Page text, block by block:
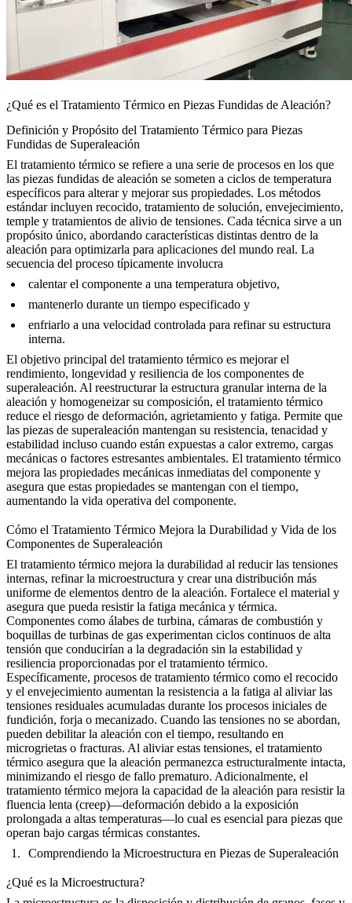
¿Qué es el Tratamiento Térmico en Piezas Fundidas de Aleación?
Definición y Propósito del Tratamiento Térmico para Piezas
Fundidas de Superaleación
El tratamiento térmico se refiere a una serie de procesos en los que
las piezas fundidas de aleación se someten a ciclos de temperatura
específicos para alterar y mejorar sus propiedades. Los métodos
estándar incluyen recocido, tratamiento de solución, envejecimiento,
temple y tratamientos de alivio de tensiones. Cada técnica sirve a un
propósito único, abordando características distintas dentro de la
aleación para optimizarla para aplicaciones del mundo real. La
secuencia del proceso típicamente involucra
calentar el componente a una temperatura objetivo,
mantenerlo durante un tiempo especificado y
enfriarlo a una velocidad controlada para refinar su estructura
interna.
El objetivo principal del tratamiento térmico es mejorar el
rendimiento, longevidad y resiliencia de los componentes de
superaleación. Al reestructurar la estructura granular interna de la
aleación y homogeneizar su composición, el tratamiento térmico
reduce el riesgo de deformación, agrietamiento y fatiga. Permite que
las piezas de superaleación mantengan su resistencia, tenacidad y
estabilidad incluso cuando están expuestas a calor extremo, cargas
mecánicas o factores estresantes ambientales. El tratamiento térmico
mejora las propiedades mecánicas inmediatas del componente y
asegura que estas propiedades se mantengan con el tiempo,
aumentando la vida operativa del componente.
Cómo el Tratamiento Térmico Mejora la Durabilidad y Vida de los
Componentes de Superaleación
El tratamiento térmico mejora la durabilidad al reducir las tensiones
internas, refinar la microestructura y crear una distribución más
uniforme de elementos dentro de la aleación. Fortalece el material y
asegura que pueda resistir la fatiga mecánica y térmica.
Componentes como álabes de turbina, cámaras de combustión y
boquillas de turbinas de gas experimentan ciclos continuos de alta
tensión que conducirían a la degradación sin la estabilidad y
resiliencia proporcionadas por el tratamiento térmico.
Específicamente, procesos de tratamiento térmico como el recocido
y el envejecimiento aumentan la resistencia a la fatiga al aliviar las
tensiones residuales acumuladas durante los procesos iniciales de
fundición, forja o mecanizado. Cuando las tensiones no se abordan,
pueden debilitar la aleación con el tiempo, resultando en
microgrietas o fracturas. Al aliviar estas tensiones, el tratamiento
térmico asegura que la aleación permanezca estructuralmente intacta,
minimizando el riesgo de fallo prematuro. Adicionalmente, el
tratamiento térmico mejora la capacidad de la aleación para resistir la
fluencia lenta (creep)—deformación debido a la exposición
prolongada a altas temperaturas—lo cual es esencial para piezas que
operan bajo cargas térmicas constantes.
Comprendiendo la Microestructura en Piezas de Superaleación
¿Qué es la Microestructura?